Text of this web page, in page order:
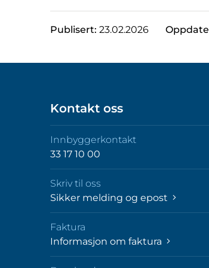
Publisert: 23.02.2026
Kontakt oss
Innbyggerkontakt
33 17 10 00
Skriv til oss
Sikker melding og epost
Faktura
Informasjon om faktura